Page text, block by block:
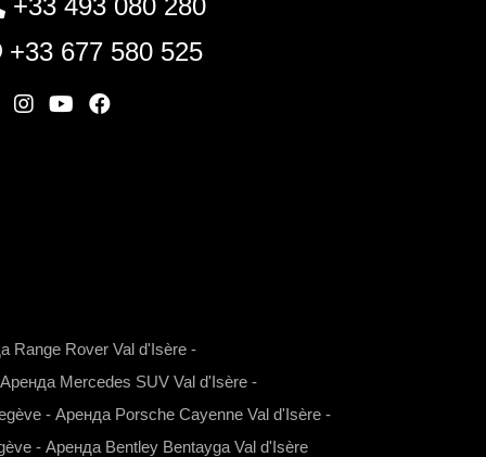
+33 493 080 280
+33 677 580 525
I
Y
F
Range Rover Val d'Isère -
Аренда Mercedes SUV Val d'Isère -
- Аренда Porsche Cayenne Val d'Isère -
- Аренда Bentley Bentayga Val d'Isère